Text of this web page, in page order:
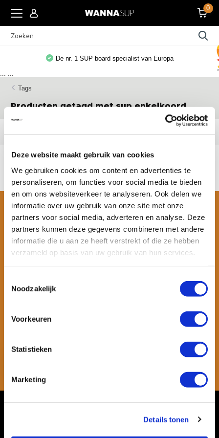
Deze website maakt gebruik van cookies
We gebruiken cookies om content en advertenties te
personaliseren, om functies voor social media te bieden
en om ons websiteverkeer te analyseren. Ook delen we
informatie over uw gebruik van onze site met onze
partners voor social media, adverteren en analyse. Deze
partners kunnen deze gegevens combineren met andere
informatie die u aan ze heeft verstrekt of die ze hebben
verzameld op basis van uw gebruik van hun services.
Noodzakelijk
Voorkeuren
Statistieken
Marketing
Details tonen
0
De nr. 1 SUP board specialist van Europa
Tags
Producten getagd met sup enkelkoord
Geen producten gevonden!...
nieuwsbrief met allerlei suptips en persoonlijk advies. Schrijf je dan
Abonneer
... ...